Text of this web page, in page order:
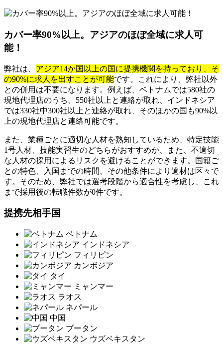
カバー率90%以上。アジアのほぼ全域に求人可
能！
弊社は、 アジア14か国以上の国に提携機関を持っており、そ
の90%に求人を出すことが可能です。これにより、弊社以外
との併用は不要になります。例えば、ベトナムでは580社の
現地代理店のうち、550社以上と連絡が取れ、インドネシア
では330社中300社以上と連絡が取れ、そのほかの国も90%以
上の現地代理店と連絡可能です。
また、業種ごとに適切な人材を熟知しているため、特定技能
1号人材、技能実習生のどちらがおすすめか、また、不適切
な人材の採用によるリスクを避けることができます。国籍ご
との特色、入国までの時間、その他条件により適材は区々で
す。そのため、弊社では選考段階から適合性を考慮し、これ
まで採用後の転職件数が0件です。
提携先相手国
ベトナム
インドネシア
フィリピン
カンボジア
タイ
ミャンマー
ラオス
ネパール
中国
ブータン
ウズベキスタン